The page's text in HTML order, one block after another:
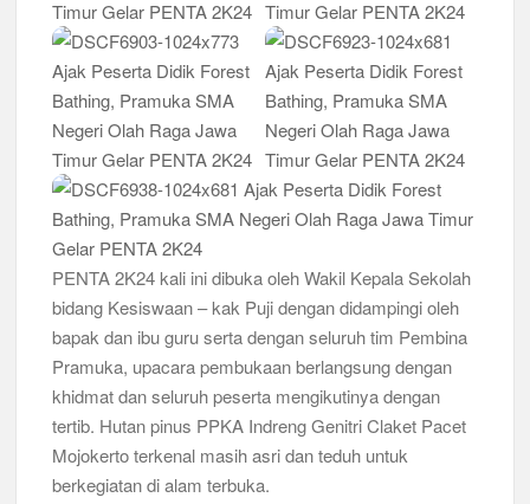
PENTA 2K24 kali ini dibuka oleh Wakil Kepala Sekolah
bidang Kesiswaan – kak Puji dengan didampingi oleh
bapak dan ibu guru serta dengan seluruh tim Pembina
Pramuka, upacara pembukaan berlangsung dengan
khidmat dan seluruh peserta mengikutinya dengan
tertib. Hutan pinus PPKA Indreng Genitri Claket Pacet
Mojokerto terkenal masih asri dan teduh untuk
berkegiatan di alam terbuka.